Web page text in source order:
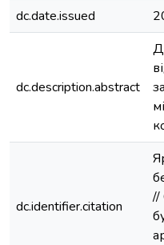
dc.date.issued
dc.description.abstract
dc.identifier.citation
//